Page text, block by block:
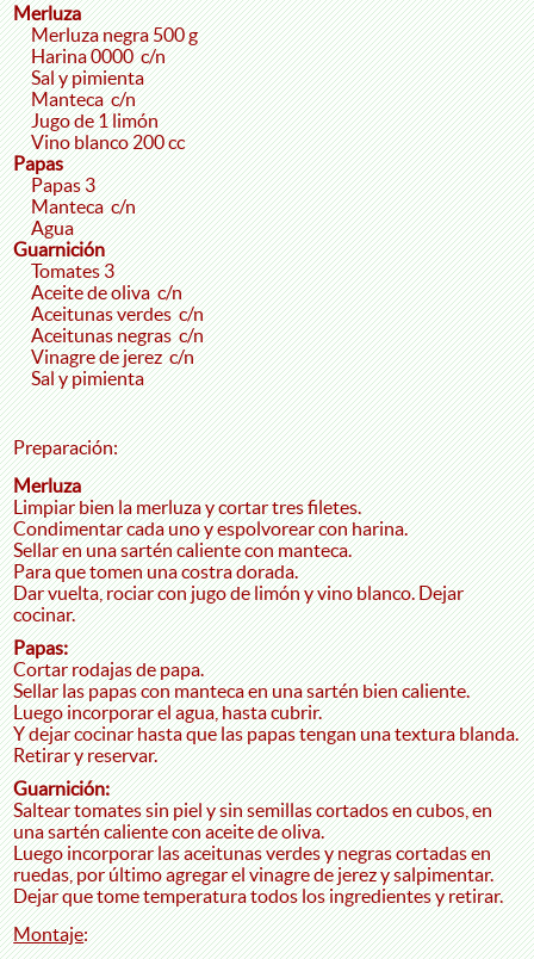
Merluza
Merluza negra 500 g
Harina 0000 c/n
Sal y pimienta
Manteca c/n
Jugo de 1 limón
Vino blanco 200 cc
Papas
Papas 3
Manteca c/n
Agua
Guarnición
Tomates 3
Aceite de oliva c/n
Aceitunas verdes c/n
Aceitunas negras c/n
Vinagre de jerez c/n
Sal y pimienta
Preparación:
Merluza
Limpiar bien la merluza y cortar tres filetes.
Condimentar cada uno y espolvorear con harina.
Sellar en una sartén caliente con manteca.
Para que tomen una costra dorada.
Dar vuelta, rociar con jugo de limón y vino blanco. Dejar
cocinar.
Papas:
Cortar rodajas de papa.
Sellar las papas con manteca en una sartén bien caliente.
Luego incorporar el agua, hasta cubrir.
Y dejar cocinar hasta que las papas tengan una textura blanda.
Retirar y reservar.
Guarnición:
Saltear tomates sin piel y sin semillas cortados en cubos, en
una sartén caliente con aceite de oliva.
Luego incorporar las aceitunas verdes y negras cortadas en
ruedas, por último agregar el vinagre de jerez y salpimentar.
Dejar que tome temperatura todos los ingredientes y retirar.
Montaje: